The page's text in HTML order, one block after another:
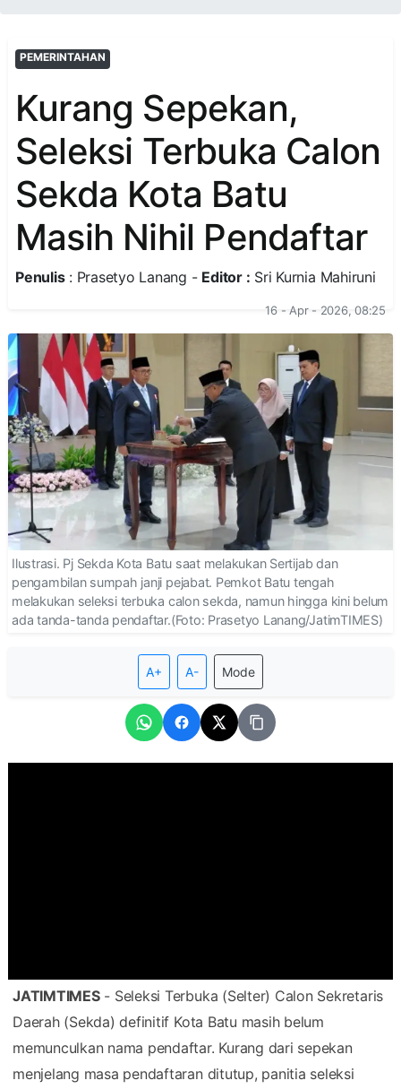
PEMERINTAHAN
Kurang Sepekan,
Seleksi Terbuka Calon
Sekda Kota Batu
Masih Nihil Pendaftar
Penulis: Prasetyo Lanang - Editor : Sri Kurnia Mahiruni
16 - Apr - 2026, 08:25
Ilustrasi. Pj Sekda Kota Batu saat melakukan Sertijab dan
pengambilan sumpah janji pejabat. Pemkot Batu tengah
melakukan seleksi terbuka calon sekda, namun hingga kini belum
ada tanda-tanda pendaftar.(Foto: Prasetyo Lanang/JatimTIMES)
A+ A- Mode
JATIMTIMES- Seleksi Terbuka (Selter) Calon Sekretaris
Daerah (Sekda) definitif Kota Batu masih belum
memunculkan nama pendaftar. Kurang dari sepekan
menjelang masa pendaftaran ditutup, panitia seleksi